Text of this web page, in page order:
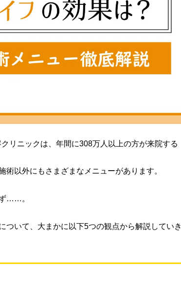
リニックは、年間に308万人以上の方が来院する
術以外にもさまざまなメニューがあります。
……。
ついて、大まかに以下5つの観点から解説していき